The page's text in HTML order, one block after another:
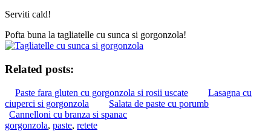
Serviti cald!
Pofta buna la tagliatelle cu sunca si gorgonzola!
Related posts:
Paste fara gluten cu gorgonzola si rosii uscate
Lasagna cu
ciuperci si gorgonzola
Salata de paste cu porumb
Cannelloni cu branza si spanac
gorgonzola, paste, retete